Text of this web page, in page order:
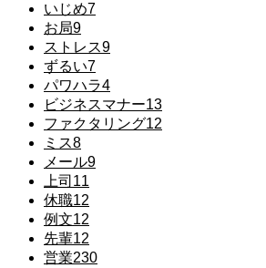
いじめ7
お局9
ストレス9
ずるい7
パワハラ4
ビジネスマナー13
ファクタリング12
ミス8
メール9
上司 11
休職12
例文12
先輩12
営業230